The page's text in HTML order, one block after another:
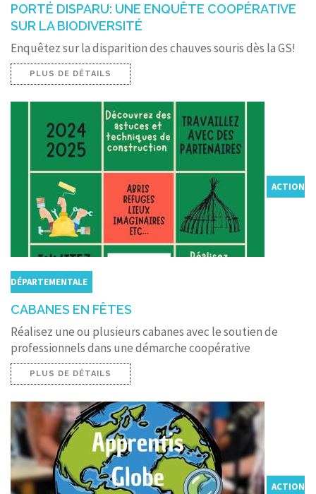
PORTÉ DISPARU: UNE ENQUÊTE COOPÉRATIVE
SUR LA BIODIVERSITÉ
Enquêtez sur la disparition des chauves souris dès la GS!
PLUS DE DÉTAILS
ACTION
DÉPARTEMENTALE
CABANES EN FÊTES
Réalisez une ou plusieurs cabanes avec le soutien de
professionnels dans une démarche coopérative
PLUS DE DÉTAILS
ACTION